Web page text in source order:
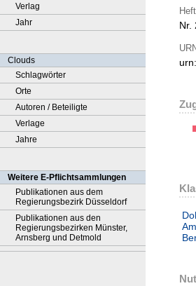
Verlag
Jahr
Clouds
Schlagwörter
Orte
Autoren / Beteiligte
Verlage
Jahre
Weitere E-Pflichtsammlungen
Publikationen aus dem
Regierungsbezirk Düsseldorf
Publikationen aus den
Regierungsbezirken Münster,
Arnsberg und Detmold
Heft
Nr.
URN